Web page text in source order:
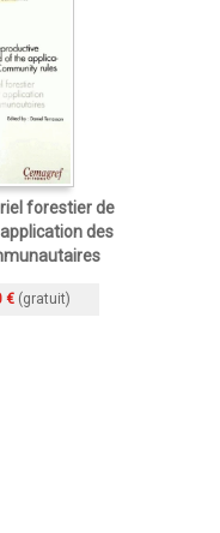
forestier de
des
€ (gratuit)